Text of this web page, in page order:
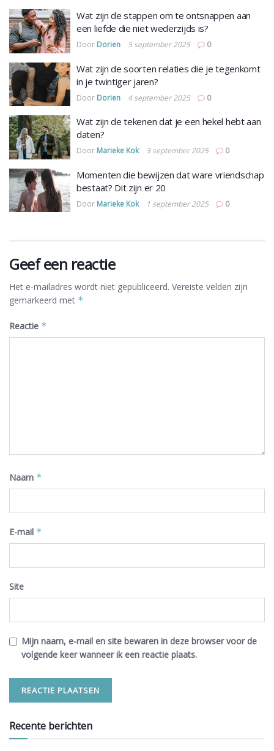
Wat zijn de stappen om te ontsnappen aan
een liefde die niet wederzijds is?
Door Dorien 5 september 2025 0
Wat zijn de soorten relaties die je tegenkomt
in je twintiger jaren?
Door Dorien 4 september 2025 0
Wat zijn de tekenen dat je een hekel hebt aan
daten?
Door Marieke Kok 3 september 2025 0
Momenten die bewijzen dat ware vriendschap
bestaat? Dit zijn er 20
Door Marieke Kok 1 september 2025 0
Geef een reactie
Het e-mailadres wordt niet gepubliceerd. Vereiste velden zijn
gemarkeerd met *
Reactie *
Naam *
E-mail *
Site
Mijn naam, e-mail en site bewaren in deze browser voor de
volgende keer wanneer ik een reactie plaats.
Recente berichten